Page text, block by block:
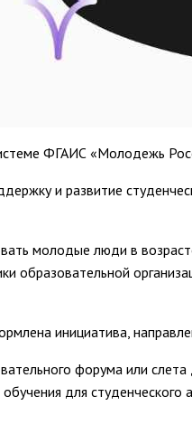
ФГАИС «Молодежь
и развитие
молодые люди в
образовательной
инициатива,
форума или
для студенческого